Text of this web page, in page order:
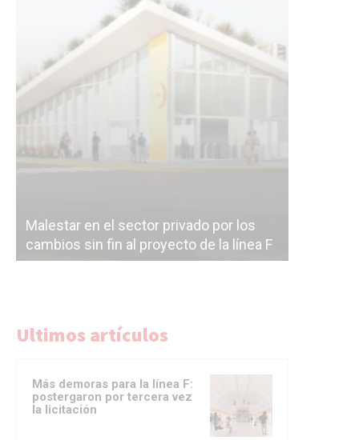
Malestar en el sector privado por los
cambios sin fin al proyecto de la línea F
Ultimos artículos
Más demoras para la línea F:
postergaron por tercera vez
la licitación